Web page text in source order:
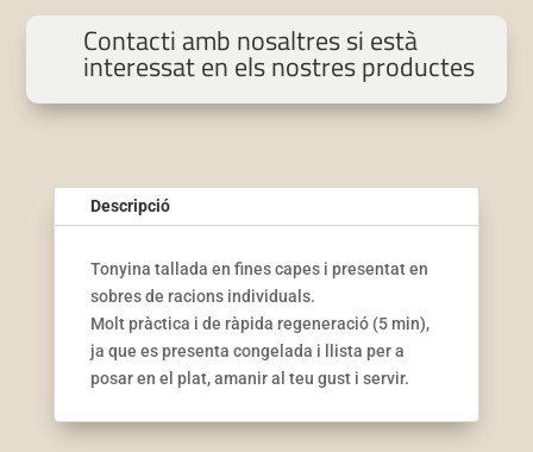
Contacti amb nosaltres si està
interessat en els nostres productes
Descripció
Tonyina tallada en fines capes i presentat en
sobres de racions individuals.
Molt pràctica i de ràpida regeneració (5 min),
ja que es presenta congelada i llista per a
posar en el plat, amanir al teu gust i servir.